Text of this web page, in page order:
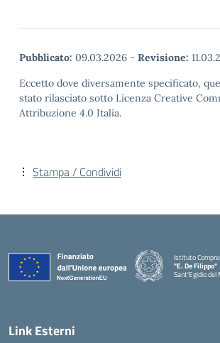
Pubblicato: 09.03.2026 - Revisione:
Eccetto dove diversamente specificato,
stato rilasciato sotto Licenza Creative
Attribuzione 4.0 Italia.
Stampa / Condividi
Istituto
"E. De Filippo"
Sant'Egidio del
Link Esterni